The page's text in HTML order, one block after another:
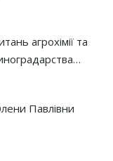
агрохімії та
Павлівни